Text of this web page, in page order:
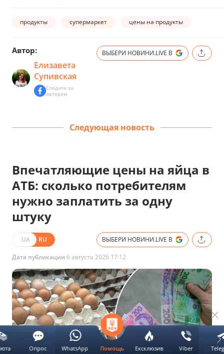
продукты супермаркет цены на продукты
Автор:
Елизавета
Супивская
Следите за
автором
ВЫБЕРИ НОВИНИ.LIVE В
Следующая новость
Впечатляющие цены на яйца в
АТБ: сколько потребителям
нужно заплатить за одну
штуку
UA RU ВЫБЕРИ НОВИНИ.LIVE В
Дата публикации 6 августа 2026 17:12
Помощь Ексклюзив Viber
Опрос WhatsApp